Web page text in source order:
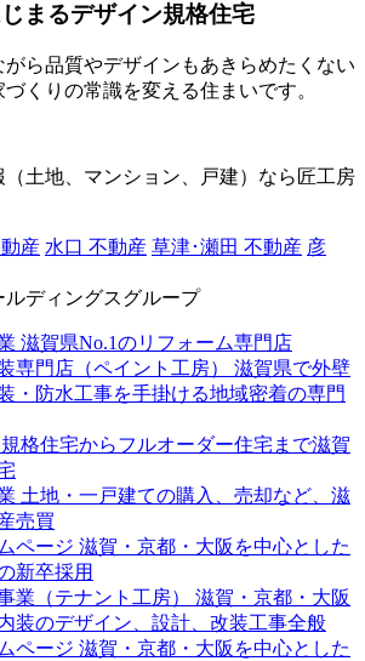
まるデザイン規格住宅
ら品質やデザインもあきらめたくない
くりの常識を変える住まいです。
土地、マンション、戸建）なら匠工房
産 水口 不動産 草津･瀬田 不動産 彦
ディングスグループ
滋賀県No.1のリフォーム専門店
専門店（ペイント工房）
滋賀県で外壁
・防水工事を手掛ける地域密着の専門
規格住宅からフルオーダー住宅まで滋賀
土地・一戸建ての購入、売却など、滋
売買
ページ 滋賀・京都・大阪を中心とした
新卒採用
業（テナント工房）
滋賀・京都・大阪
装のデザイン、設計、改装工事全般
ページ 滋賀・京都・大阪を中心とした